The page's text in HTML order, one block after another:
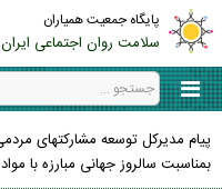
پایگاه جمعیت همیاران
سلامت روان اجتماعی ایران
پیام مدیرکل توسعه مشارکتهای
بمناسبت سالروز جهانی مبارزه با